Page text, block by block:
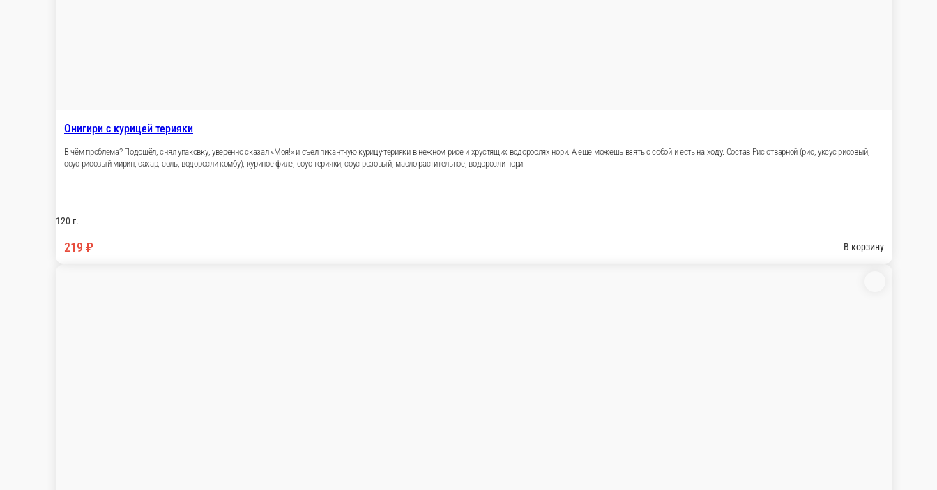
Онигири с курицей терияки
В чём проблема? Подошёл, снял упаковку, уверенно сказал «Моя!» и съел пикантную курицу-терияки в нежном рисе и хрустящих водорослях нори. А еще можешь взять с собой и есть на ходу. Состав Рис отварной (рис, уксус рисовый,
соус рисовый мирин, сахар, соль, водоросли комбу), куриное филе, соус терияки, соус розовый, масло растительное, водоросли нори.
120 г.
219 ₽ В корзину